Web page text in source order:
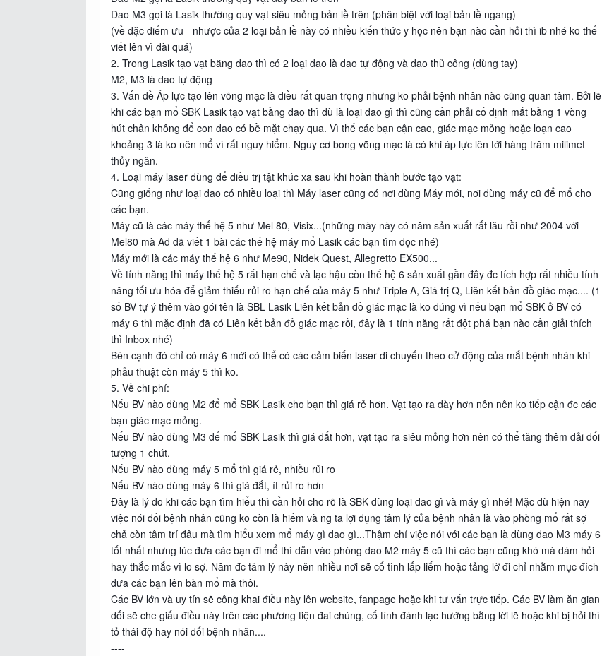
Dao M3 gọi là Lasik thường quy vạt siêu mỏng bản lề trên (phân biệt với loại bản lề ngang)
(về đặc điểm ưu - nhược của 2 loại bản lề này có nhiều kiến thức y học nên bạn nào cần hỏi thì ib nhé ko thể
viết lên vì dài quá)
2. Trong Lasik tạo vạt bằng dao thì có 2 loại dao là dao tự động và dao thủ công (dùng tay)
M2, M3 là dao tự động
3. Vấn đề Áp lực tạo lên võng mạc là điều rất quan trọng nhưng ko phải bệnh nhân nào cũng quan tâm. Bởi lẽ
khi các bạn mổ SBK Lasik tạo vạt bằng dao thì dù là loại dao gì thì cũng cần phải cố định mắt bằng 1 vòng
hút chân không để con dao có bề mặt chạy qua. Vì thế các bạn cận cao, giác mạc mỏng hoặc loạn cao
khoảng 3 là ko nên mổ vì rất nguy hiểm. Nguy cơ bong võng mạc là có khi áp lực lên tới hàng trăm milimet
thủy ngân.
4. Loại máy laser dùng để điều trị tật khúc xa sau khi hoàn thành bước tạo vạt:
Cũng giống như loại dao có nhiều loại thì Máy laser cũng có nơi dùng Máy mới, nơi dùng máy cũ để mổ cho
các bạn.
Máy cũ là các máy thế hệ 5 như Mel 80, Visix...(những mày này có năm sản xuất rất lâu rồi như 2004 với
Mel80 mà Ad đã viết 1 bài các thế hệ máy mổ Lasik các bạn tìm đọc nhé)
Máy mới là các máy thế hệ 6 như Me90, Nidek Quest, Allegretto EX500...
Về tính năng thì máy thế hệ 5 rất hạn chế và lạc hậu còn thế hệ 6 sản xuất gần đây đc tích hợp rất nhiều tính
năng tối ưu hóa để giảm thiểu rủi ro hạn chế của máy 5 như Triple A, Giá trị Q, Liên kết bản đồ giác mạc.... (1
số BV tự ý thêm vào gói tên là SBL Lasik Liên kết bản đồ giác mạc là ko đúng vì nếu bạn mổ SBK ở BV có
máy 6 thì mặc định đã có Liên kết bản đồ giác mạc rồi, đây là 1 tính năng rất đột phá bạn nào cần giải thích
thì Inbox nhé)
Bên cạnh đó chỉ có máy 6 mới có thể có các cảm biến laser di chuyển theo cử động của mắt bệnh nhân khi
phẫu thuật còn máy 5 thì ko.
5. Về chi phí:
Nếu BV nào dùng M2 để mổ SBK Lasik cho bạn thì giá rẻ hơn. Vạt tạo ra dày hơn nên nên ko tiếp cận đc các
bạn giác mạc mỏng.
Nếu BV nào dùng M3 để mổ SBK Lasik thì giá đắt hơn, vạt tạo ra siêu mỏng hơn nên có thể tăng thêm dải đối
tượng 1 chút.
Nếu BV nào dùng máy 5 mổ thì giá rẻ, nhiều rủi ro
Nếu BV nào dùng máy 6 thì giá đắt, ít rủi ro hơn
Đây là lý do khi các bạn tìm hiểu thì cần hỏi cho rõ là SBK dùng loại dao gì và máy gì nhé! Mặc dù hiện nay
việc nói dối bệnh nhân cũng ko còn là hiếm và ng ta lợi dụng tâm lý của bệnh nhân là vào phòng mổ rất sợ
chả còn tâm trí đâu mà tìm hiểu xem mổ máy gì dao gì...Thậm chí việc nói với các bạn là dùng dao M3 máy 6
tốt nhất nhưng lúc đưa các bạn đi mổ thì dẫn vào phòng dao M2 máy 5 cũ thì các bạn cũng khó mà dám hỏi
hay thắc mắc vì lo sợ. Năm đc tâm lý này nên nhiều nơi sẽ cố tình lấp liếm hoặc tảng lờ đi chỉ nhằm mục đích
đưa các bạn lên bàn mổ mà thôi.
Các BV lớn và uy tín sẽ công khai điều này lên website, fanpage hoặc khi tư vấn trực tiếp. Các BV làm ăn gian
dối sẽ che giấu điều này trên các phương tiện đai chúng, cố tính đánh lạc hướng bằng lời lẽ hoặc khi bị hỏi thì
tỏ thái độ hay nói dối bệnh nhân....
----